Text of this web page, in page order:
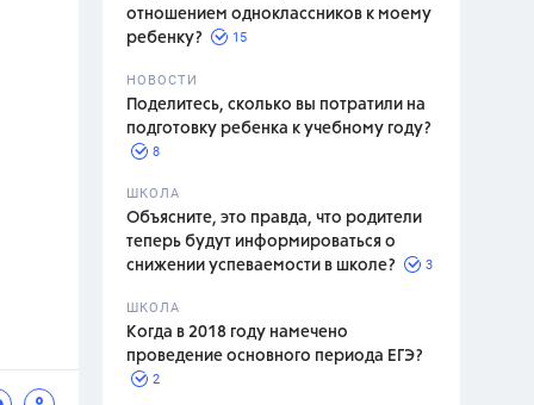
отношением одноклассников к моему
ребенку?
15
НОВОСТИ
Поделитесь, сколько вы потратили на
подготовку ребенка к учебному году?
8
ШКОЛА
Объясните, это правда, что родители
теперь будут информироваться о
снижении успеваемости в школе?
3
ШКОЛА
Когда в 2018 году намечено
проведение основного периода ЕГЭ?
2